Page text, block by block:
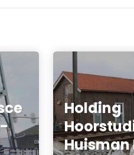
Holding
Huisman